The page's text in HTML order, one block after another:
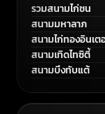
รวมสนามไก่ชน
สนามมหาลาภ
สนามไก่ทองอินเต
สนามเทิดไทซิตี้
สนามบึงทับแต้